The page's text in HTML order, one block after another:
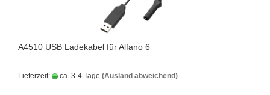
A4510 USB Ladekabel für Alfano 6
Lieferzeit: ca. 3-4 Tage (Ausland abweichend)